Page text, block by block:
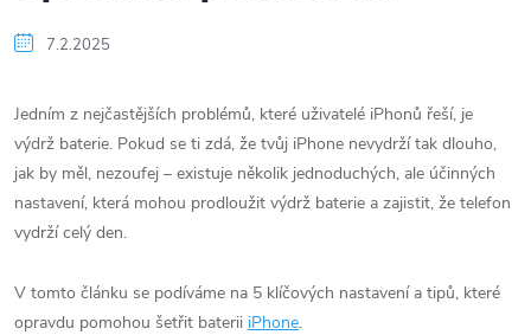
7.2.2025
Jedním z nejčastějších problémů, které uživatelé iPhonů řeší, je
výdrž baterie. Pokud se ti zdá, že tvůj iPhone nevydrží tak dlouho,
jak by měl, nezoufej – existuje několik jednoduchých, ale účinných
nastavení, která mohou prodloužit výdrž baterie a zajistit, že telefon
vydrží celý den.
V tomto článku se podíváme na 5 klíčových nastavení a tipů, které
opravdu pomohou šetřit baterii iPhone.